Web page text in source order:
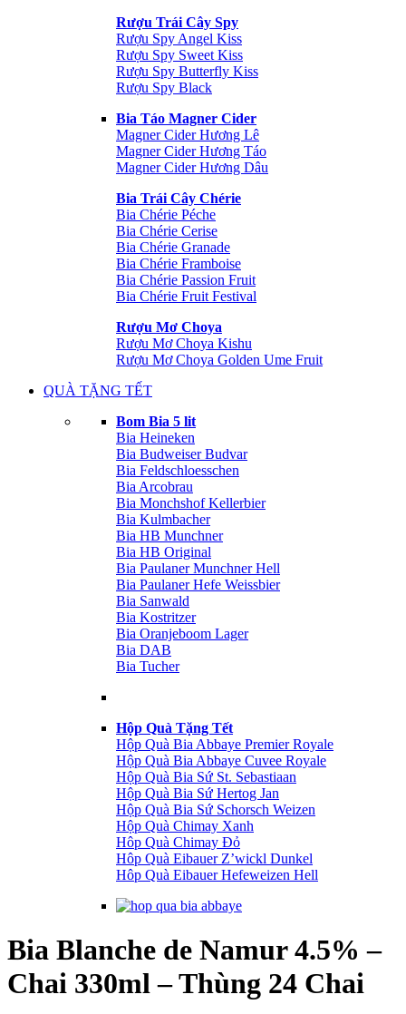
Rượu Trái Cây Spy
Rượu Spy Angel Kiss
Rượu Spy Sweet Kiss
Rượu Spy Butterfly Kiss
Rượu Spy Black
Bia Táo Magner Cider
Magner Cider Hương Lê
Magner Cider Hương Táo
Magner Cider Hương Dâu
Bia Trái Cây Chérie
Bia Chérie Péche
Bia Chérie Cerise
Bia Chérie Granade
Bia Chérie Framboise
Bia Chérie Passion Fruit
Bia Chérie Fruit Festival
Rượu Mơ Choya
Rượu Mơ Choya Kishu
Rượu Mơ Choya Golden Ume Fruit
QUÀ TẶNG TẾT
Bom Bia 5 lit
Bia Heineken
Bia Budweiser Budvar
Bia Feldschloesschen
Bia Arcobrau
Bia Monchshof Kellerbier
Bia Kulmbacher
Bia HB Munchner
Bia HB Original
Bia Paulaner Munchner Hell
Bia Paulaner Hefe Weissbier
Bia Sanwald
Bia Kostritzer
Bia Oranjeboom Lager
Bia DAB
Bia Tucher
Hộp Quà Tặng Tết
Hộp Quà Bia Abbaye Premier Royale
Hộp Quà Bia Abbaye Cuvee Royale
Hộp Quà Bia Sứ St. Sebastiaan
Hộp Quà Bia Sứ Hertog Jan
Hộp Quà Bia Sứ Schorsch Weizen
Hộp Quà Chimay Xanh
Hôp Quà Chimay Đỏ
Hôp Quà Eibauer Z’wickl Dunkel
Hôp Quà Eibauer Hefeweizen Hell
Bia Blanche de Namur 4.5% –
Chai 330ml – Thùng 24 Chai